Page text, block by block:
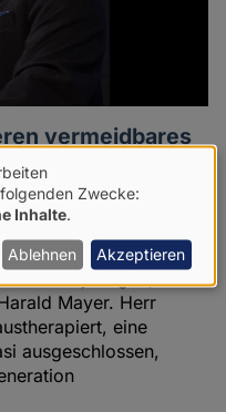
vermeidbares
Erste die
blockieren,
wird unter
des 49-jährigen, an
Mayer. Herr
eine
ausgeschlossen,
Zwecke:
Inhalte
Ablehnen Akzeptieren